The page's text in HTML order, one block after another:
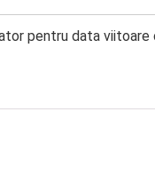
pentru data viitoare